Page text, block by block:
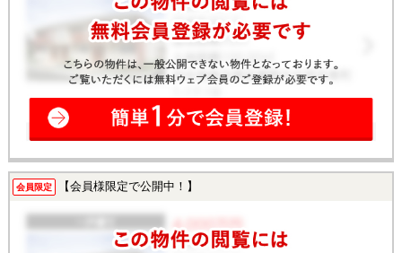
会員限定 【会員様限定で公開中！】